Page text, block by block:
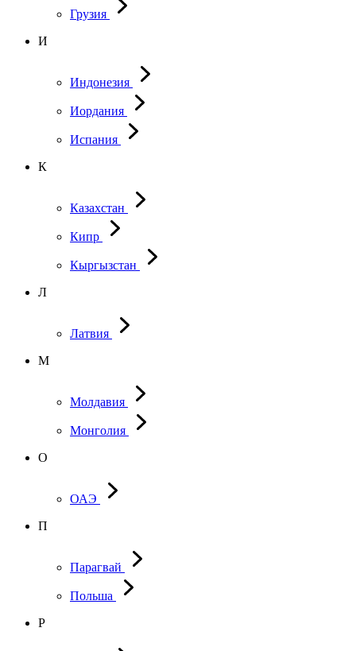
Грузия
И
Индонезия
Иордания
Испания
К
Казахстан
Кипр
Кыргызстан
Л
Латвия
М
Молдавия
Монголия
О
ОАЭ
П
Парагвай
Польша
Р